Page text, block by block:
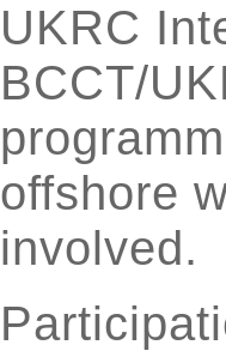
UKRC
BCCT/
offshore
involved.